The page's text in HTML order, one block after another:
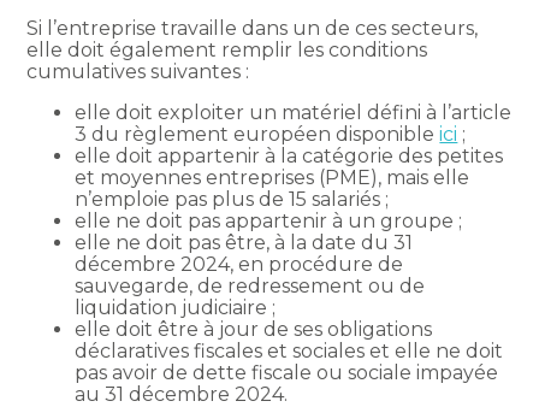
Si l’entreprise travaille dans un de ces secteurs,
elle doit également remplir les conditions
cumulatives suivantes :
elle doit exploiter un matériel défini à l’article
3 du règlement européen disponibleici ;
elle doit appartenir à la catégorie des petites
et moyennes entreprises (PME), mais elle
n’emploie pas plus de 15 salariés ;
elle ne doit pas appartenir à un groupe ;
elle ne doit pas être, à la date du 31
décembre 2024, en procédure de
sauvegarde, de redressement ou de
liquidation judiciaire ;
elle doit être à jour de ses obligations
déclaratives fiscales et sociales et elle ne doit
pas avoir de dette fiscale ou sociale impayée
au 31 décembre 2024.